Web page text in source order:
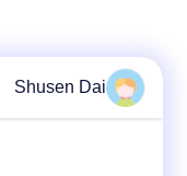
Shusen Dai